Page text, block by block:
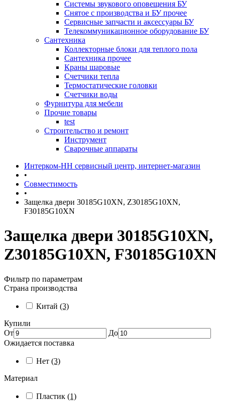
Системы звукового оповещения БУ
Снятое с производства и БУ прочее
Сервисные запчасти и аксессуары БУ
Телекоммуникационное оборудование БУ
Сантехника
Коллекторные блоки для теплого пола
Сантехника прочее
Краны шаровые
Счетчики тепла
Термоcтатические головки
Счетчики воды
Фурнитура для мебели
Прочие товары
test
Строительство и ремонт
Инструмент
Сварочные аппараты
Интерком-НН сервисный центр, интернет-магазин
•
Совместимость
•
Защелка двери 30185G10XN, Z30185G10XN,
F30185G10XN
Защелка двери 30185G10XN,
Z30185G10XN, F30185G10XN
Фильтр по параметрам
Страна производства
Китай (3)
Купили
От
До
Ожидается поставка
Нет (3)
Материал
Пластик (1)